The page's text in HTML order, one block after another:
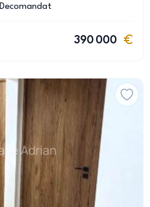
Decomandat
390 000